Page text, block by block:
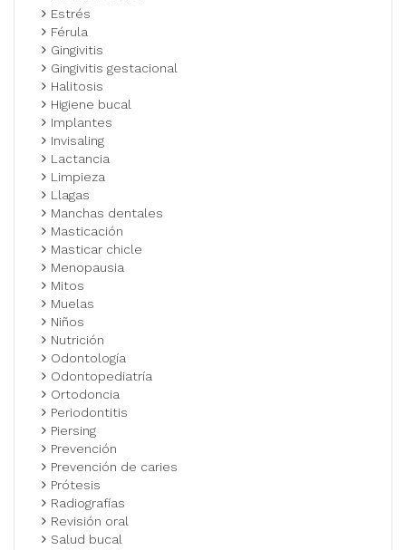
Estrés
Férula
Gingivitis
Gingivitis gestacional
Halitosis
Higiene bucal
Implantes
Invisaling
Lactancia
Limpieza
Llagas
Manchas dentales
Masticación
Masticar chicle
Menopausia
Mitos
Muelas
Niños
Nutrición
Odontología
Odontopediatría
Ortodoncia
Periodontitis
Piersing
Prevención
Prevención de caries
Prótesis
Radiografías
Revisión oral
Salud bucal